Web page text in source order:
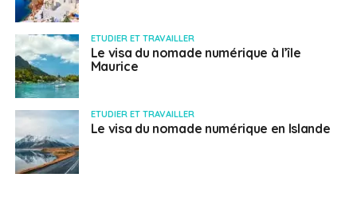
ETUDIER ET TRAVAILLER
Le visa du nomade numérique à l’île
Maurice
ETUDIER ET TRAVAILLER
Le visa du nomade numérique en Islande